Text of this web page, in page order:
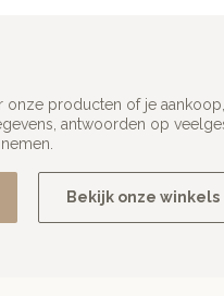
onze producten of je
antwoorden op
Bekijk onze winkels